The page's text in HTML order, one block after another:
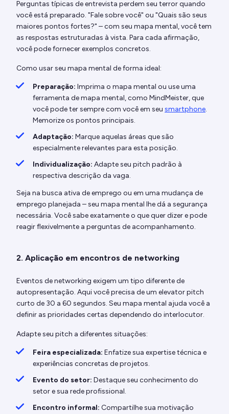
Perguntas típicas de entrevista perdem seu terror quando
você está preparado. "Fale sobre você" ou "Quais são seus
maiores pontos fortes?" – com seu mapa mental, você tem
as respostas estruturadas à vista. Para cada afirmação,
você pode fornecer exemplos concretos.
Como usar seu mapa mental de forma ideal:
Preparação: Imprima o mapa mental ou use uma
ferramenta de mapa mental, como MindMeister, que
você pode ter sempre com você em seu smartphone.
Memorize os pontos principais.
Adaptação: Marque aquelas áreas que são
especialmente relevantes para esta posição.
Individualização: Adapte seu pitch padrão à
respectiva descrição da vaga.
Seja na busca ativa de emprego ou em uma mudança de
emprego planejada – seu mapa mental lhe dá a segurança
necessária. Você sabe exatamente o que quer dizer e pode
reagir flexivelmente a perguntas de acompanhamento.
2. Aplicação em encontros de networking
Eventos de networking exigem um tipo diferente de
autopresentação. Aqui você precisa de um elevator pitch
curto de 30 a 60 segundos. Seu mapa mental ajuda você a
definir as prioridades certas dependendo do interlocutor.
Adapte seu pitch a diferentes situações:
Feira especializada: Enfatize sua expertise técnica e
experiências concretas de projetos.
Evento do setor: Destaque seu conhecimento do
setor e sua rede profissional.
Encontro informal: Compartilhe sua motivação